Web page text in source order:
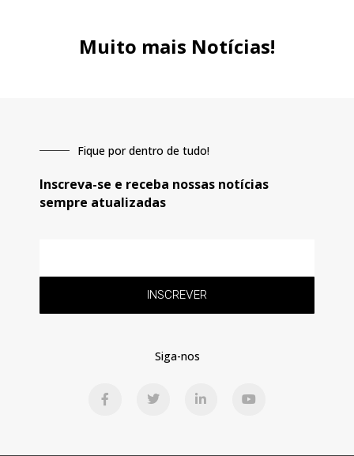
Muito mais Notícias!
Fique por dentro de tudo!
Inscreva-se e receba nossas notícias
sempre atualizadas
INSCREVER
Siga-nos
a
w
i
o